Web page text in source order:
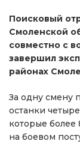
Поисковый
Смоленской
совместно с
завершил
районах
За одну смену
останки
которые более
на боевом